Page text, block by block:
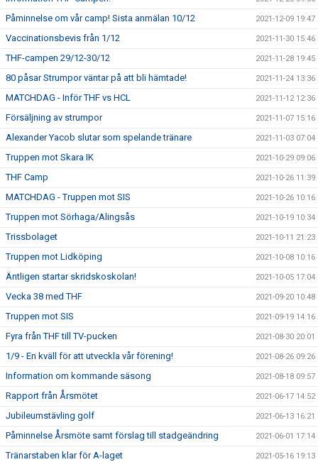
Påminnelse om vår camp! Sista anmälan 10/12 2021-12-09 19:47
Vaccinationsbevis från 1/12 2021-11-30 15:46
THF-campen 29/12-30/12 2021-11-28 19:45
80 påsar Strumpor väntar på att bli hämtade! 2021-11-24 13:36
MATCHDAG - Inför THF vs HCL 2021-11-12 12:36
Försäljning av strumpor 2021-11-07 15:16
Alexander Yacob slutar som spelande tränare 2021-11-03 07:04
Truppen mot Skara IK 2021-10-29 09:06
THF Camp 2021-10-26 11:39
MATCHDAG - Truppen mot SIS 2021-10-26 10:16
Truppen mot Sörhaga/Alingsås 2021-10-19 10:34
Trissbolaget 2021-10-11 21:23
Truppen mot Lidköping 2021-10-08 10:16
Äntligen startar skridskoskolan! 2021-10-05 17:04
Vecka 38 med THF 2021-09-20 10:48
Truppen mot SIS 2021-09-19 14:16
Fyra från THF till TV-pucken 2021-08-30 20:01
1/9 - En kväll för att utveckla vår förening! 2021-08-26 09:26
Information om kommande säsong 2021-08-18 09:57
Rapport från Årsmötet 2021-06-17 14:52
Jubileumstävling golf 2021-06-13 16:21
Påminnelse Årsmöte samt förslag till stadgeändring 2021-06-01 17:14
Tränarstaben klar för A-laget 2021-05-16 19:13